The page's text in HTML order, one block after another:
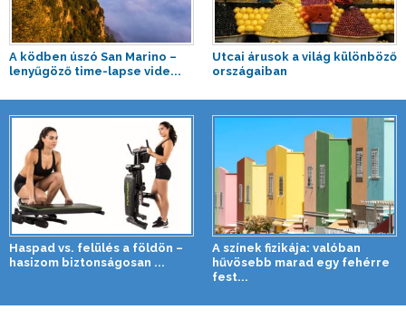
A ködben úszó San Marino –
lenyűgöző time-lapse vide...
Utcai árusok a világ különböző
országaiban
Haspad vs. felülés a földön –
hasizom biztonságosan ...
A színek fizikája: valóban
hűvösebb marad egy fehérre
fest...